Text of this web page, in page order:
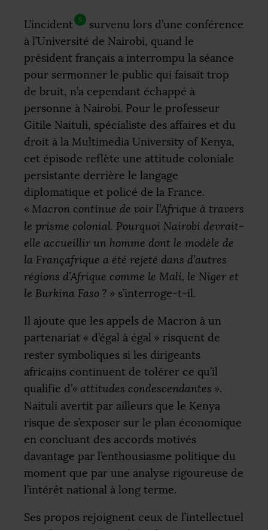
L’incident 5
survenu lors d’une conférence
à l’Université de Nairobi, quand le
président français a interrompu la séance
pour sermonner le public qui faisait trop
de bruit, n’a cependant échappé à
personne à Nairobi. Pour le professeur
Gitile Naituli, spécialiste des affaires et du
droit à la Multimedia University of Kenya,
cet épisode reflète une attitude coloniale
persistante derrière le langage
diplomatique et policé de la France.
« Macron continue de voir l’Afrique à travers
le prisme colonial. Pourquoi Nairobi devrait-
elle accueillir un homme dont le modèle de
la Françafrique a été rejeté dans d’autres
régions d’Afrique comme le Mali, le Niger et
le Burkina Faso ? » s’interroge-t-il.
Il ajoute que les appels de Macron à un
partenariat « d’égal à égal » risquent de
rester symboliques si les dirigeants
africains continuent de tolérer ce qu’il
qualifie d’« attitudes condescendantes ».
Naituli avertit par ailleurs que le Kenya
risque de s’exposer sur le plan économique
en concluant des accords motivés
davantage par l’enthousiasme politique du
moment que par une analyse rigoureuse de
l’intérêt national à long terme.
Ses propos rejoignent ceux de l’intellectuel